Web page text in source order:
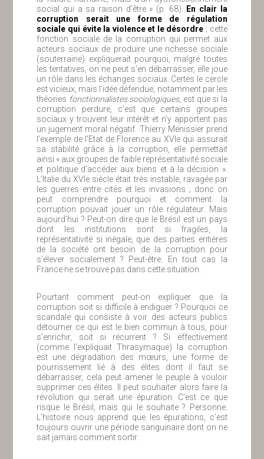
social qui a sa raison d’être » (p. 68).
En clair la
corruption serait une forme de régulation
sociale qui évite la violence et le désordre ; cette
fonction sociale de la corruption qui permet aux
acteurs sociaux de produire une richesse sociale
(souterraine) expliquerait pourquoi, malgré toutes
les tentatives, on ne peut s’en débarrasser, elle joue
un rôle dans les échanges sociaux. Certes le cercle
est vicieux, mais l’idée défendue, notamment par les
théories fonctionnalistes sociologiques, est que si la
corruption perdure, c’est que certains groupes
sociaux y trouvent leur intérêt et n’y apportent pas
un jugement moral négatif. Thierry Ménissier prend
l’exemple de l’Etat de Florence au XVIe qui assurait
sa stabilité grâce à la corruption, elle permettait
ainsi « aux groupes de faible représentativité sociale
et politique d’accéder aux biens et à la décision ».
L’Italie du XVIe siècle était très instable, ravagée par
les guerres entre cités et les invasions ; donc on
peut comprendre pourquoi et comment la
corruption pouvait jouer un rôle régulateur. Mais
aujourd’hui ? Peut-on dire que le Brésil est un pays
dont les institutions sont si fragiles, la
représentativité si inégale, que des parties entières
de la société ont besoin de la corruption pour
s’élever socialement ? Peut-être. En tout cas la
France ne se trouve pas dans cette situation.
Pourtant comment peut-on expliquer que la
corruption soit si difficile à endiguer ? Pourquoi ce
scandale qui consiste à voir des acteurs publics
détourner ce qui est le bien commun à tous, pour
s’enrichir, soit si récurrent ? Si effectivement
(comme l’expliquait Thrasymaque) la corruption
est une dégradation des mœurs, une forme de
pourrissement lié à des élites dont il faut se
débarrasser, cela peut amener le peuple à vouloir
supprimer ces élites. Il peut souhaiter alors faire la
révolution qui serait une épuration. C’est ce que
risque le Brésil, mais qui le souhaite ? Personne.
L’histoire nous apprend que les épurations, c’est
toujours ouvrir une période sanguinaire dont on ne
sait jamais comment sortir.